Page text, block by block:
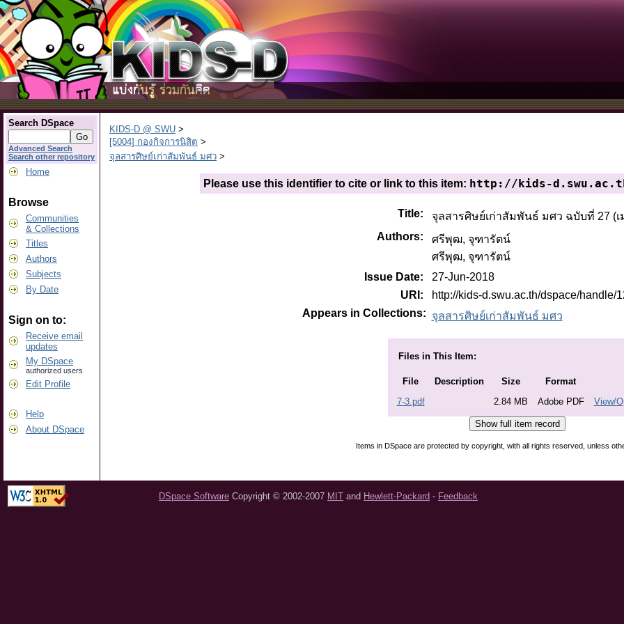
Search DSpace
Advanced Search
Search other repository
Home
Browse
Communities
& Collections
Titles
Authors
Subjects
By Date
Sign on to:
Receive email
updates
My DSpace
authorized users
Edit Profile
Help
About DSpace
KIDS-D @ SWU >
[5004] กองกิจการนิสิต >
จุลสารศิษย์เก่าสัมพันธ์ มศว >
Please use this identifier to cite or link to this item: http://kids-d.swu.ac.th/
Title:
จุลสารศิษย์เก่าสัมพันธ์ มศว ฉบับที่ 27 (
Authors:
ศรีพุฒ, จุฑารัตน์
ศรีพุฒ, จุฑารัตน์
Issue Date:
27-Jun-2018
URI:
http://kids-d.swu.ac.th/dspace/handle/
Appears in Collections: จุลสารศิษย์เก่าสัมพันธ์ มศว
Files in This Item:
File Description Size
Format
7-3.pdf
2.84 MB Adobe PDF View/
Items in DSpace are protected by copyright, with all rights reserved, unless
DSpace Software Copyright © 2002-2007 MIT and Hewlett-Packard - Feedback